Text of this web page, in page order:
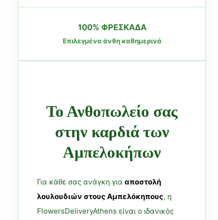
100% ΦΡΕΣΚΑΔΑ
Επιλεγμένα άνθη καθημερινά
Το Ανθοπωλείο σας
στην καρδιά των
Αμπελοκήπων
Για κάθε σας ανάγκη γιααποστολή
λουλουδιών στους Αμπελόκηπους, η
FlowersDeliveryAthens είναι ο ιδανικός